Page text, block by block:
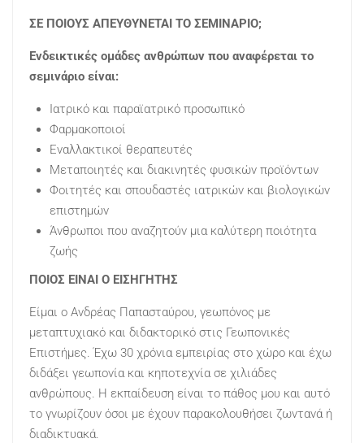
ΣΕ ΠΟΙΟΥΣ ΑΠΕΥΘΥΝΕΤΑΙ ΤΟ ΣΕΜΙΝΑΡΙΟ;
Ενδεικτικές ομάδες ανθρώπων που αναφέρεται το
σεμινάριο είναι:
Ιατρικό και παραϊατρικό προσωπικό
Φαρμακοποιοί
Εναλλακτικοί θεραπευτές
Μεταποιητές και διακινητές φυσικών προϊόντων
Φοιτητές και σπουδαστές ιατρικών και βιολογικών
επιστημών
Άνθρωποι που αναζητούν μια καλύτερη ποιότητα
ζωής
ΠΟΙΟΣ ΕΙΝΑΙ Ο ΕΙΣΗΓΗΤΗΣ
Είμαι ο Ανδρέας Παπασταύρου, γεωπόνος με
μεταπτυχιακό και διδακτορικό στις Γεωπονικές
Επιστήμες. Έχω 30 χρόνια εμπειρίας στο χώρο και έχω
διδάξει γεωπονία και κηποτεχνία σε χιλιάδες
ανθρώπους. Η εκπαίδευση είναι το πάθος μου και αυτό
το γνωρίζουν όσοι με έχουν παρακολουθήσει ζωντανά ή
διαδικτυακά.